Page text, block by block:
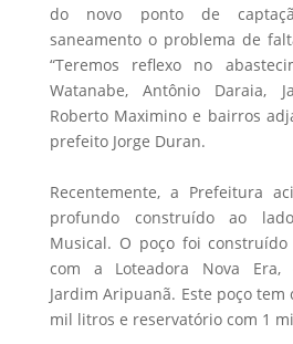
do novo ponto de
saneamento o problema de
“Teremos reflexo no
Watanabe, Antônio Daraia,
Roberto Maximino e bairros
prefeito Jorge Duran.
Recentemente, a Prefeitura
profundo construído ao
Musical. O poço foi
com a Loteadora Nova Era,
Jardim Aripuanã. Este poço
mil litros e reservatório com 1